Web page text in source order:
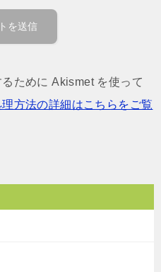
ために Akismet を使って
方法の詳細はこちらをご覧